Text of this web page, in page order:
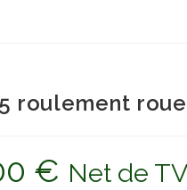
roulement
€ Net de